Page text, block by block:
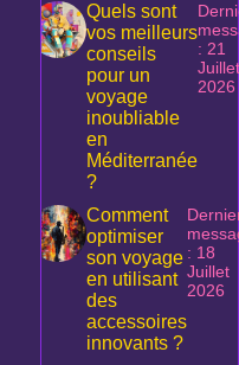
Quels sont
vos meilleurs
conseils
pour un
voyage
inoubliable
en
Méditerranée
?
: 21
Juillet
2026
Comment
optimiser
son voyage
en utilisant
des
accessoires
innovants ?
: 18
Juillet
2026